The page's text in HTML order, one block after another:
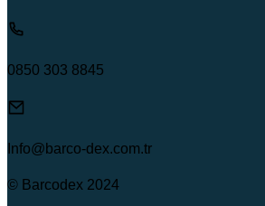
0850 303 8845
Info@barco-dex.com.tr
© Barcodex 2024